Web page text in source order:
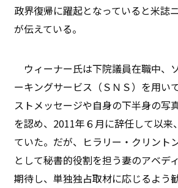
政界復帰に躍起となっていると米誌
が伝えている。
ウィーナー氏は下院議員在職中、
ーキングサービス（ＳＮＳ）を用い
ストメッセージや自身の下半身の写
を認め、2011年６月に辞任して以来
ていた。だが、ヒラリー・クリント
として秘書的役割を担う妻のアベデ
期待し、単独独占取材に応じるよう